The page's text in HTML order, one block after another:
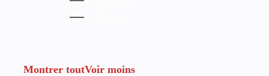
Montrer toutVoir moins